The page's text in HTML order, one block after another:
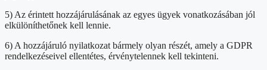
5) Az érintett hozzájárulásának az egyes ügyek vonatkozásában jól
elkülöníthetőnek kell lennie.
6) A hozzájáruló nyilatkozat bármely olyan részét, amely a GDPR
rendelkezéseivel ellentétes, érvénytelennek kell tekinteni.